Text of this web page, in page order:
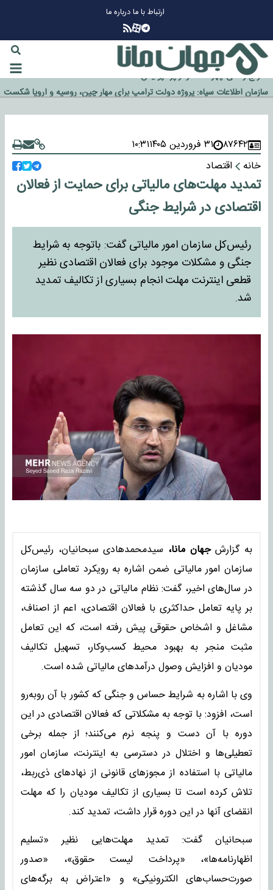
ارتباط با مادرباره ما
گزینه جدایی اوسمار روی میز مدیران پرسپولیس
آیا رئیس جمهور آمریکا قانون را دور می‌زند؟
اخراج رسمی چهره نامدار از پرسپولیس
سازمان اطلاعات سپاه: پروژه دولت ترامپ برای مهار چین، روسیه و اروپا شکست
خورد
۸۷۶۴۲ ۳۱ فروردین ۱۴۰۵
۱۰:۳۱
خانه
اقتصاد
تمدید مهلت‌های مالیاتی برای حمایت از فعالان
اقتصادی در شرایط جنگی
رئیس‌کل سازمان امور مالیاتی گفت: باتوجه به شرایط
جنگی و مشکلات موجود برای فعالان اقتصادی نظیر
قطعی اینترنت مهلت انجام بسیاری از تکالیف تمدید
شد.
به گزارشجهان مانا، سیدمحمدهادی سبحانیان، رئیس‌کل
سازمان امور مالیاتی ضمن اشاره به رویکرد تعاملی سازمان
در سال‌های اخیر، گفت: نظام مالیاتی در دو سه سال گذشته
بر پایه تعامل حداکثری با فعالان اقتصادی، اعم از اصناف،
مشاغل و اشخاص حقوقی پیش رفته است، که این تعامل
مثبت منجر به بهبود محیط کسب‌وکار، تسهیل تکالیف
مودیان و افزایش وصول درآمدهای مالیاتی شده است.
وی با اشاره به شرایط حساس و جنگی که کشور با آن روبه‌رو
است، افزود: با توجه به مشکلاتی که فعالان اقتصادی در این
دوره با آن دست و پنجه نرم می‌کنند؛ از جمله برخی
تعطیلی‌ها و اختلال در دسترسی به اینترنت، سازمان امور
مالیاتی با استفاده از مجوزهای قانونی از نهادهای ذی‌ربط،
تلاش کرده است تا بسیاری از تکالیف مودیان را که مهلت
انقضای آنها در این دوره قرار داشت، تمدید کند.
سبحانیان گفت: تمدید مهلت‌هایی نظیر «تسلیم
اظهارنامه‌ها»، «پرداخت لیست حقوق»، «صدور
صورت‌حساب‌های الکترونیکی» و «اعتراض به برگه‌های